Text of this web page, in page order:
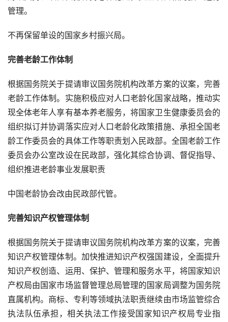
管理。
不再保留单设的国家乡村振兴局。
完善老龄工作体制
根据国务院关于提请审议国务院机构改革方案的议案，完善
老龄工作体制。实施积极应对人口老龄化国家战略，推动实
现全体老年人享有基本养老服务，将国家卫生健康委员会的
组织拟订并协调落实应对人口老龄化政策措施、承担全国老
龄工作委员会的具体工作等职责划入民政部。全国老龄工作
委员会办公室改设在民政部，强化其综合协调、督促指导、
组织推进老龄事业发展职责
中国老龄协会改由民政部代管。
完善知识产权管理体制
根据国务院关于提请审议国务院机构改革方案的议案，完善
知识产权管理体制。加快推进知识产权强国建设，全面提升
知识产权创造、运用、保护、管理和服务水平，将国家知识
产权局由国家市场监督管理总局管理的国家局调整为国务院
直属机构。商标、专利等领域执法职责继续由市场监管综合
执法队伍承担，相关执法工作接受国家知识产权局专业指